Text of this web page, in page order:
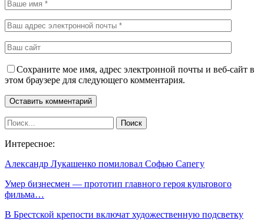
Сохраните мое имя, адрес электронной почты и веб-сайт в
этом браузере для следующего комментария.
Интересное:
Александр Лукашенко помиловал Софью Сапегу
Умер бизнесмен — прототип главного героя культового
фильма…
В Брестской крепости включат художественную подсветку